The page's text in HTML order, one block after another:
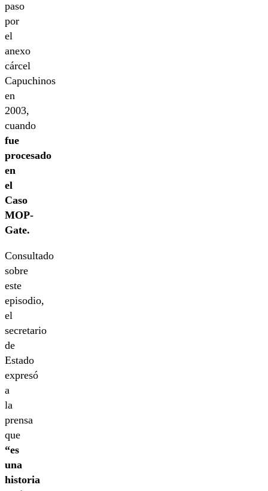
paso
por
el
anexo
cárcel
Capuchinos
en
2003,
cuando
fue
procesado
en
el
Caso
MOP-
Gate.
Consultado
sobre
este
episodio,
el
secretario
de
Estado
expresó
a
la
prensa
que
“es
una
historia